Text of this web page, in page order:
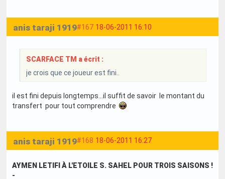
#167 18-06-2011 16:10
anis taraji 1919
SCARFACE TM a écrit :
je crois que ce joueur est fini..
il est fini depuis longtemps...il suffit de savoir le montant du
transfert pour tout comprendre
#168 18-06-2011 16:27
anis taraji 1919
AYMEN LETIFI À L'ETOILE S. SAHEL POUR TROIS SAISONS !
-